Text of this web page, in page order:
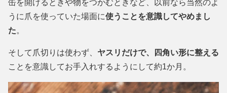
缶を開けるときや物をつかむときなど、以前なら当然のよ
うに爪を使っていた場面に使うことを意識してやめまし
た。
そして爪切りは使わず、 ヤスリだけで、四角い形に整える
ことを意識してお手入れするようにして約1か月。